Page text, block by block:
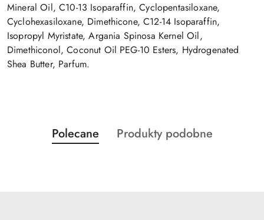
Mineral Oil, C10-13 Isoparaffin, Cyclopentasiloxane,
Cyclohexasiloxane, Dimethicone, C12-14 Isoparaffin,
Isopropyl Myristate, Argania Spinosa Kernel Oil,
Dimethiconol, Coconut Oil PEG-10 Esters, Hydrogenated
Shea Butter, Parfum.
Pomiń karuzelę produktów
Produkty
o
Polecane
Produkty
Produkty podobne